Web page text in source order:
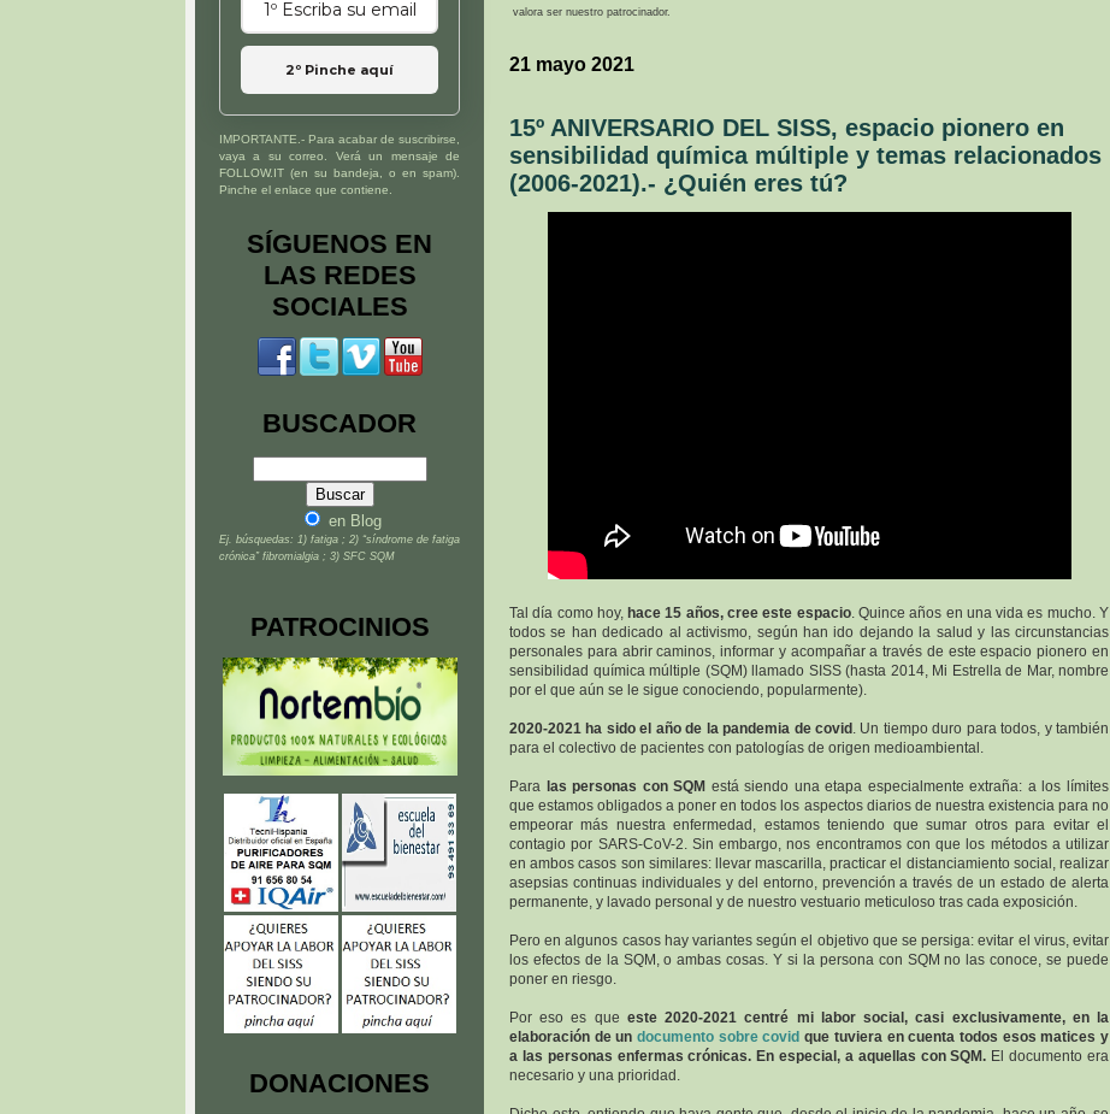
valora ser nuestro patrocinador.
21 mayo 2021
15º ANIVERSARIO DEL SISS, espacio pionero en
sensibilidad química múltiple y temas relacionados
(2006-2021).- ¿Quién eres tú?
Tal día como hoy, hace 15 años, cree este espacio. Quince años en una vida es mucho. Y
todos se han dedicado al activismo, según han ido dejando la salud y las circunstancias
personales para abrir caminos, informar y acompañar a través de este espacio pionero en
sensibilidad química múltiple (SQM) llamado SISS (hasta 2014, Mi Estrella de Mar, nombre
por el que aún se le sigue conociendo, popularmente).
2020-2021 ha sido el año de la pandemia de covid . Un tiempo duro para todos, y también
para el colectivo de pacientes con patologías de origen medioambiental.
Para las personas con SQM está siendo una etapa especialmente extraña: a los límites
que estamos obligados a poner en todos los aspectos diarios de nuestra existencia para no
empeorar más nuestra enfermedad, estamos teniendo que sumar otros para evitar el
contagio por SARS-CoV-2. Sin embargo, nos encontramos con que los métodos a utilizar
en ambos casos son similares: llevar mascarilla, practicar el distanciamiento social, realizar
asepsias continuas individuales y del entorno, prevención a través de un estado de alerta
permanente, y lavado personal y de nuestro vestuario meticuloso tras cada exposición.
Pero en algunos casos hay variantes según el objetivo que se persiga: evitar el virus, evitar
los efectos de la SQM, o ambas cosas. Y si la persona con SQM no las conoce, se puede
poner en riesgo.
Por eso es que este 2020-2021 centré mi labor social, casi exclusivamente, en la
elaboración de undocumento sobre covid que tuviera en cuenta todos esos matices y
a las personas enfermas crónicas. En especial, a aquellas con SQM. El documento era
necesario y una prioridad.
2º Pinche aquí
IMPORTANTE.- Para acabar de suscribirse,
vaya a su correo. Verá un mensaje de
FOLLOW.IT (en su bandeja, o en spam).
Pinche el enlace que contiene.
SÍGUENOS EN
LAS REDES
SOCIALES
BUSCADOR
en Blog
Ej. búsquedas: 1) fatiga ; 2) “síndrome de fatiga
crónica” fibromialgia ; 3) SFC SQM
PATROCINIOS
DONACIONES